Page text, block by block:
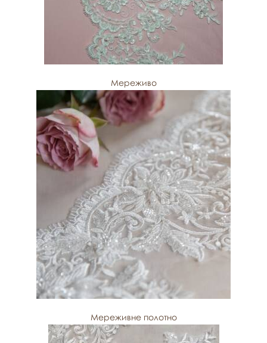
Мереживо
Мереживне полотно